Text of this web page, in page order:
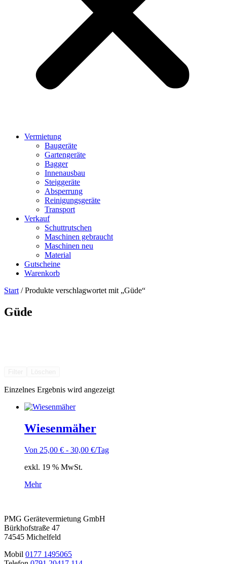
Vermietung
Baugeräte
Gartengeräte
Bagger
Innenausbau
Steiggeräte
Absperrung
Reinigungsgeräte
Transport
Verkauf
Schuttrutschen
Maschinen gebraucht
Maschinen neu
Material
Gutscheine
Warenkorb
Start / Produkte verschlagwortet mit „Güde“
Güde
Einzelnes Ergebnis wird angezeigt
Wiesenmäher
Von 25,00 € - 30,00 €/Tag
exkl. 19 % MwSt.
Mehr
PMG Gerätevermietung GmbH
Bürkhofstraße 47
74545 Michelfeld
Mobil 0177 1495065